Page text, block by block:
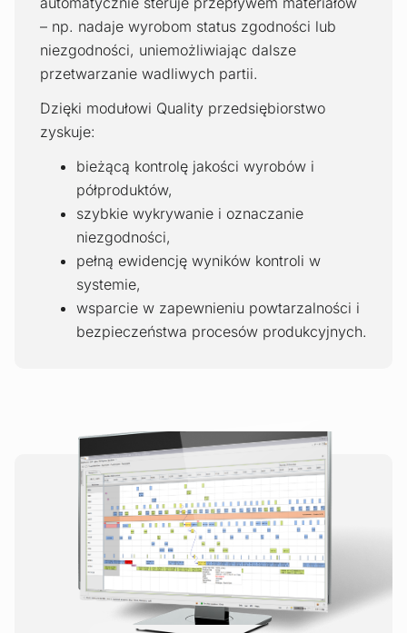
– np. nadaje wyrobom status zgodności lub
niezgodności, uniemożliwiając dalsze
przetwarzanie wadliwych partii.
Dzięki modułowi Quality przedsiębiorstwo
zyskuje:
bieżącą kontrolę jakości wyrobów i
półproduktów,
szybkie wykrywanie i oznaczanie
niezgodności,
pełną ewidencję wyników kontroli w
systemie,
wsparcie w zapewnieniu powtarzalności i
bezpieczeństwa procesów produkcyjnych.